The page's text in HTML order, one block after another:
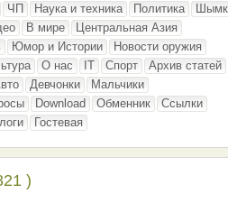
ЧП Наука и техника Политика
В мире
Центральная Азия
Юмор и Истории
Новости оружия
О нас IT Спорт
Архив статей
Девчонки
Мальчики
Download Обменник
Ссылки
Гостевая
)